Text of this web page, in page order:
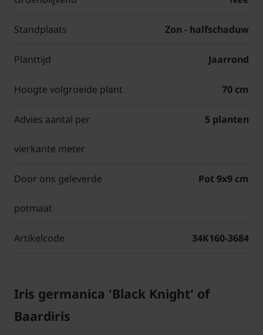
Standplaats Zon - halfschaduw
Planttijd Jaarrond
Hoogte volgroeide plant 70 cm
Advies aantal per
vierkante meter
5 planten
Door ons geleverde
potmaat
Pot 9x9 cm
Artikelcode 34K160-3684
Iris germanica 'Black Knight' of
Baardiris